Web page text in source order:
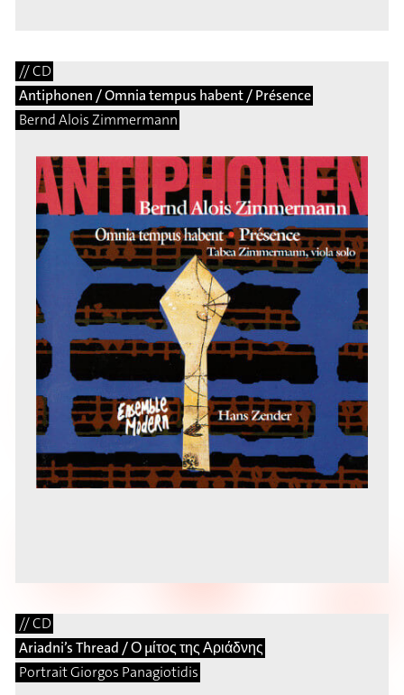
// CD
Antiphonen / Omnia tempus habent / Présence
Bernd Alois Zimmermann
// CD
Ariadni’s Thread / Ο μίτος της Αριάδνης
Portrait Giorgos Panagiotidis